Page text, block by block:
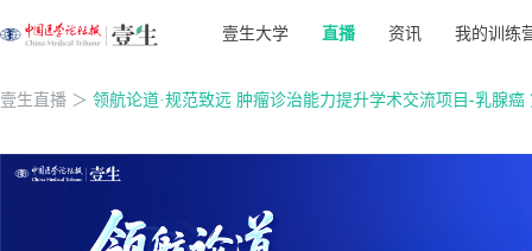
壹生大学 直播 资讯 我的训练
壹生直播 ＞ 领航论道·规范致远 肿瘤诊治能力提升学术交流项目-乳腺癌